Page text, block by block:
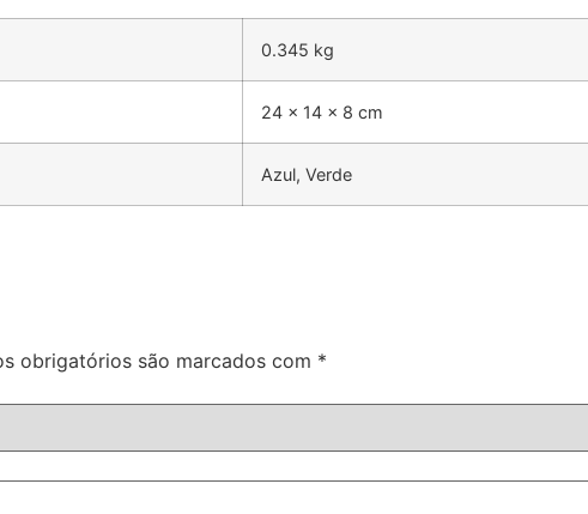
0.345 kg
24 × 14 × 8 cm
Azul, Verde
obrigatórios são marcados com *